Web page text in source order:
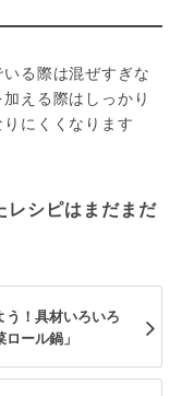
る際は混ぜすぎな
える際はしっかり
にくくなります
シピはまだまだ
う！具材いろいろ
ロール鍋」